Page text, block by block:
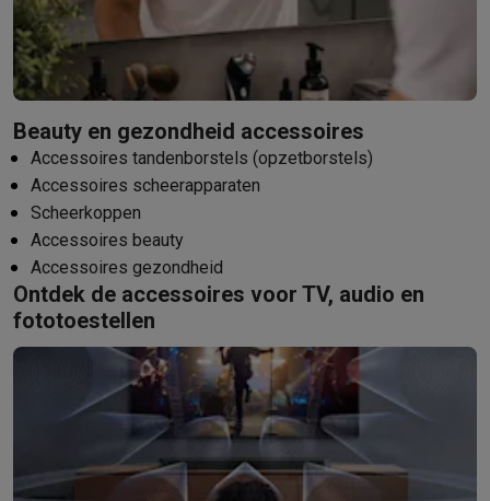
Beauty en gezondheid accessoires
Accessoires tandenborstels (opzetborstels)
Accessoires scheerapparaten
Scheerkoppen
Accessoires beauty
Accessoires gezondheid
Ontdek de accessoires voor TV, audio en
fototoestellen